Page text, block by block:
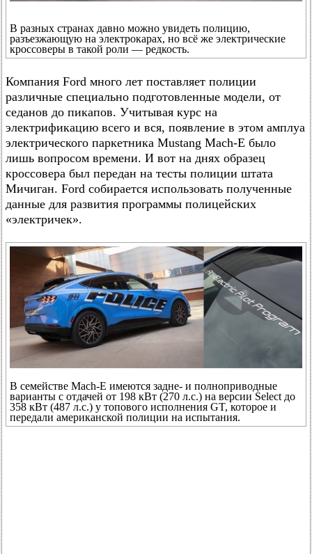
В разных странах давно можно увидеть полицию,
разъезжающую на электрокарах, но всё же электрические
кроссоверы в такой роли — редкость.
Компания Ford много лет поставляет полиции
различные специально подготовленные модели, от
седанов до пикапов. Учитывая курс на
электрификацию всего и вся, появление в этом амплуа
электрического паркетника Mustang Mach-E было
лишь вопросом времени. И вот на днях образец
кроссовера был передан на тесты полиции штата
Мичиган. Ford собирается использовать полученные
данные для развития программы полицейских
«электричек».
В семействе Mach-E имеются задне- и полноприводные
варианты с отдачей от 198 кВт (270 л.с.) на версии Select до
358 кВт (487 л.с.) у топового исполнения GT, которое и
передали американской полиции на испытания.